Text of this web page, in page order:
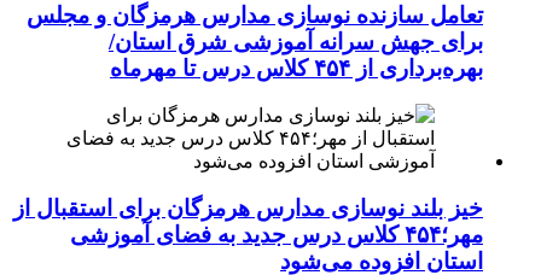
تعامل سازنده نوسازی مدارس هرمزگان و مجلس
برای جهش سرانه آموزشی شرق استان/
بهره‌برداری از ۴۵۴ کلاس درس تا مهرماه
خیز بلند نوسازی مدارس هرمزگان برای استقبال از
مهر؛۴۵۴ کلاس درس جدید به فضای آموزشی
استان افزوده می‌شود